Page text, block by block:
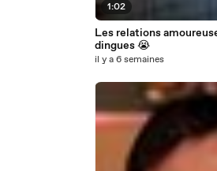
1:02
Les relations
dingues 😭
il y a 6 semaines